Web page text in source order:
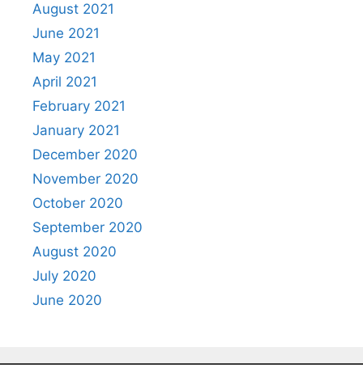
August 2021
June 2021
May 2021
April 2021
February 2021
January 2021
December 2020
November 2020
October 2020
September 2020
August 2020
July 2020
June 2020